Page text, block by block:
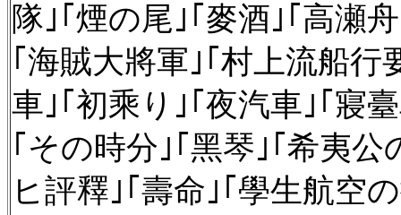
隊｣｢煙の尾｣｢麥酒｣｢高瀬
｢海賊大將軍｣｢村上流船行
車｣｢初乘り｣｢夜汽車｣｢寢
｢その時分｣｢黑琴｣｢希夷
ヒ評釋｣｢壽命｣｢學生航空